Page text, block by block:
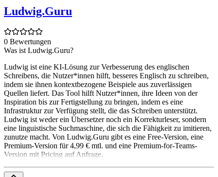
Ludwig.Guru
0 Bewertungen
Was ist Ludwig.Guru?
Ludwig ist eine KI-Lösung zur Verbesserung des englischen
Schreibens, die Nutzer*innen hilft, besseres Englisch zu schreiben,
indem sie ihnen kontextbezogene Beispiele aus zuverlässigen
Quellen liefert. Das Tool hilft Nutzer*innen, ihre Ideen von der
Inspiration bis zur Fertigstellung zu bringen, indem es eine
Infrastruktur zur Verfügung stellt, die das Schreiben unterstützt.
Ludwig ist weder ein Übersetzer noch ein Korrekturleser, sondern
eine linguistische Suchmaschine, die sich die Fähigkeit zu imitieren,
zunutze macht. Von Ludwig.Guru gibt es eine Free-Version, eine
Premium-Version für 4,99 € mtl. und eine Premium-for-Teams-
Version mit Pricing auf Anfrage.